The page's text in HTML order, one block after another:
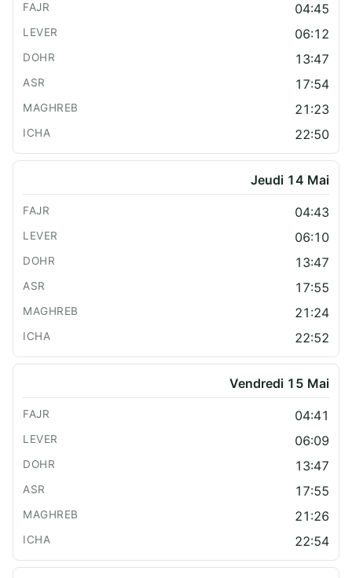
04:45
06:12
13:47
17:54
21:23
22:50
Jeudi 14 Mai
04:43
06:10
13:47
17:55
21:24
22:52
Vendredi 15 Mai
04:41
06:09
13:47
17:55
21:26
22:54